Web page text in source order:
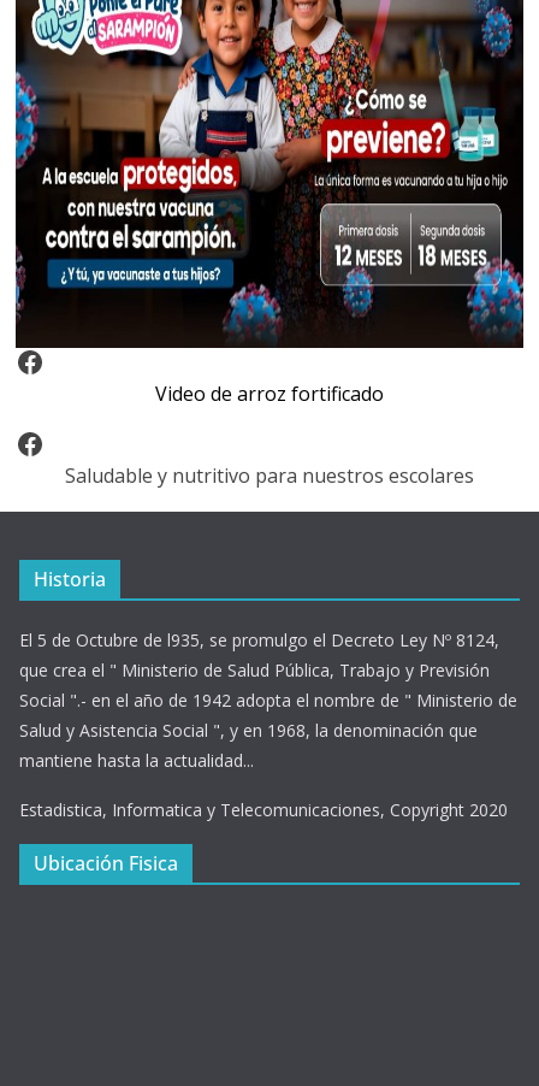
Video Arroz Fortificado
Video de arroz fortificado
Facebook
Saludable y nutritivo para nuestros escolares
Historia
El 5 de Octubre de l935, se promulgo el Decreto Ley Nº 8124,
que crea el " Ministerio de Salud Pública, Trabajo y Previsión
Social ".- en el año de 1942 adopta el nombre de " Ministerio de
Salud y Asistencia Social ", y en 1968, la denominación que
mantiene hasta la actualidad...
Estadistica, Informatica y Telecomunicaciones, Copyright 2020
Ubicación Fisica